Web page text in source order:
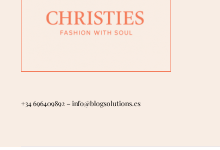
+34 696409892 – info@blogsolutions.es